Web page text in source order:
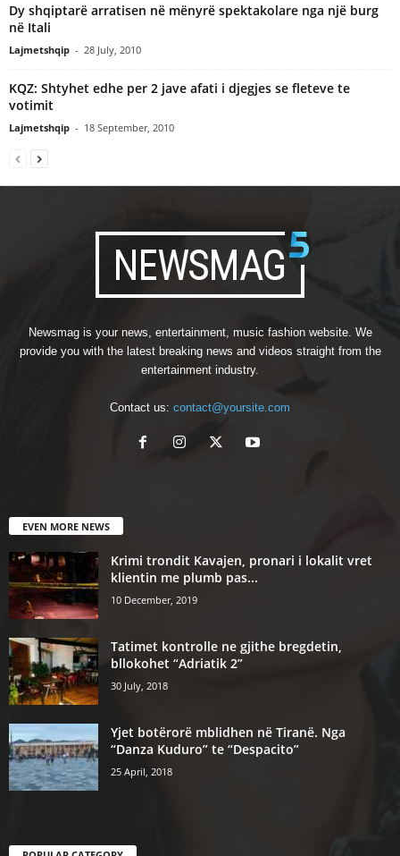
Dy shqiptarë arratisen në mënyrë spektakolare nga një burg
në Itali
Lajmetshqip - 28 July, 2010
KQZ: Shtyhet edhe per 2 jave afati i djegjes se fleteve te
votimit
Lajmetshqip - 18 September, 2010
Newsmag is your news, entertainment, music fashion website. We
provide you with the latest breaking news and videos straight from the
entertainment industry.
Contact us: contact@yoursite.com
EVEN MORE NEWS
Krimi trondit Kavajen, pronari i lokalit vret
klientin me plumb pas...
10 December, 2019
Tatimet kontrolle ne gjithe bregdetin,
bllokohet “Adriatik 2”
30 July, 2018
Yjet botërorë mblidhen në Tiranë. Nga
“Danza Kuduro” te “Despacito”
25 April, 2018